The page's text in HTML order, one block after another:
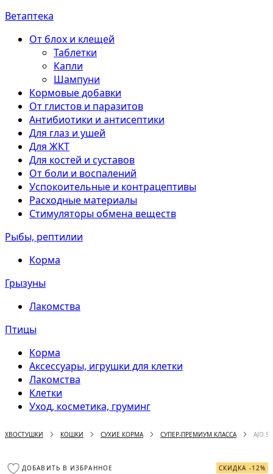
Ветаптека
От блох и клещей
Таблетки
Капли
Шампуни
Кормовые добавки
От глистов и паразитов
Антибиотики и антисептики
Для глаз и ушей
Для ЖКТ
Для костей и суставов
От боли и воспалений
Успокоительные и контрацептивы
Расходные материалы
Стимуляторы обмена веществ
Рыбы, рептилии
Корма
Грызуны
Лакомства
Птицы
Корма
Аксессуары, игрушки для клетки
Лакомства
Клетки
Уход, косметика, груминг
ХВОСТУШКИ КОШКИ СУХИЕ КОРМА СУПЕР-ПРЕМИУМ КЛАССА AJO
ДОБАВИТЬ В ИЗБРАННОЕ СКИДКА -12%